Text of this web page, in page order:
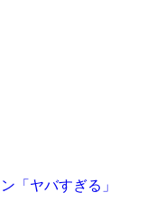
「ヤバすぎる」